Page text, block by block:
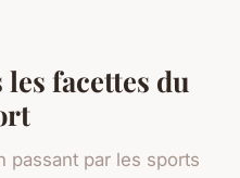
facettes du
passant par les sports